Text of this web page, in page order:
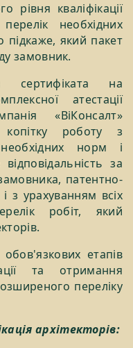
рівня кваліфікації
необхідних
підкаже, який пакет
замовник.
сертифіката на
атестації
«ВіКонсалт»
роботу з
норм і
за
патентно-
з урахуванням всіх
робіт, який
етапів
та отримання
переліку
архітекторів: